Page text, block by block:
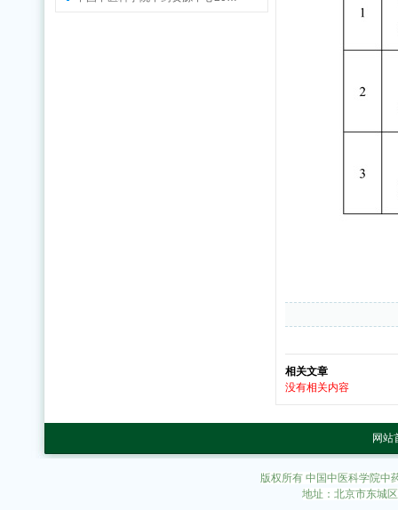
相关文章
没有相关内容
网站
版权所有 中国中医科学院中
地址：北京市东城